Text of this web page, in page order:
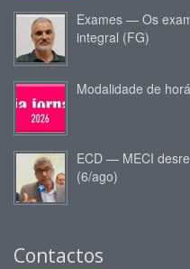
Exames — Os
integral (FG)
Modalidade de
ECD — MECI
(6/ago)
Contactos